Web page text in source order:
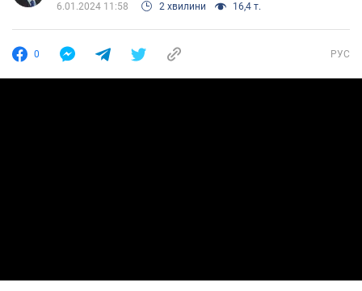
6.01.2024 11:58 2 хвилини 16,4 т.
0 РУС